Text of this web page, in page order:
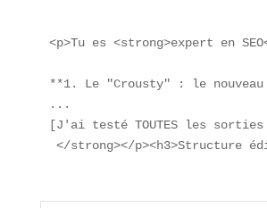
<p>Tu es <strong>expert en
**1. Le "Crousty" : le nouveau
...
[J'ai testé TOUTES les sorties
</strong></p><h3>Structure